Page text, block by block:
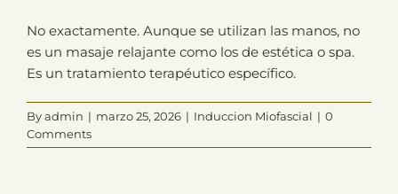
Sobre mí
Tarifas
No exactamente. Aunque se utilizan las manos, no
es un masaje relajante como los de estética o spa.
Es un tratamiento terapéutico específico.
Byadmin | marzo 25, 2026 | Induccion Miofascial | 0
Comments